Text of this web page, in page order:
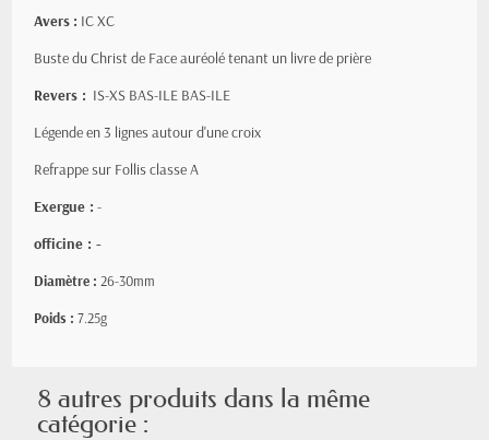
Avers : IC XC
Buste du Christ de Face auréolé tenant un livre de prière
Revers : IS-XS BAS-ILE BAS-ILE
Légende en 3 lignes autour d'une croix
Refrappe sur Follis classe A
Exergue : -
officine : -
Diamètre : 26-30mm
Poids : 7.25g
8 autres produits dans la même
catégorie :